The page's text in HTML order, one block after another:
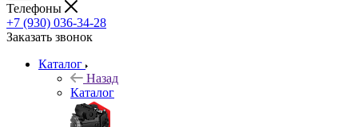
Телефоны
+7 (930) 036-34-28
Заказать звонок
Каталог
Назад
Каталог